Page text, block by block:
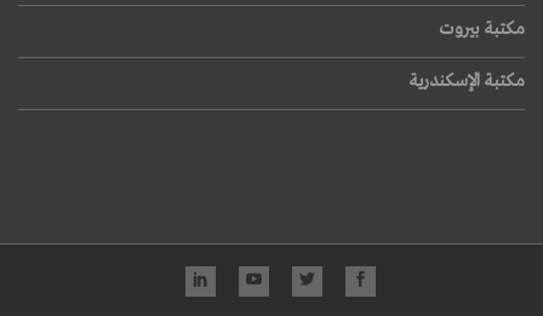
مكتبة بيروت
مكتبة الإسكندرية